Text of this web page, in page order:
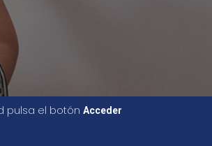
pulsa el botón Acceder